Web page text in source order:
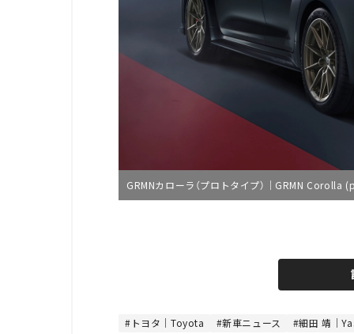
GRMNカローラ（プロトタイプ）｜GRMN Corolla
8
.
トヨタ｜Toyota 新車ニュース 細田 靖｜